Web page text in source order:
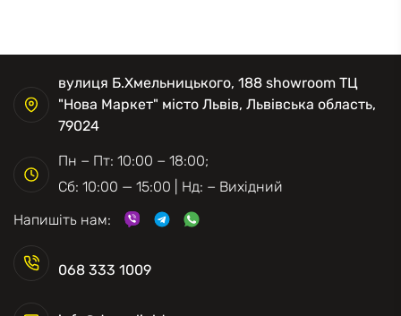
068 333 1009
вулиця Б.Хмельницького, 188 showroom ТЦ
"Нова Маркет" місто Львів, Львівська область,
79024
Пн − Пт: 10:00 − 18:00;
Сб: 10:00 — 15:00 | Нд: − Вихідний
Напишіть нам: